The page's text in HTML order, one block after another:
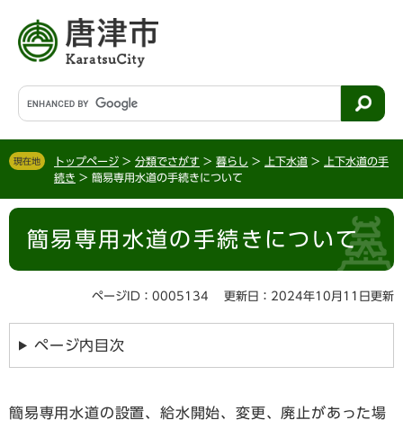
す
。
し
て
文
へ
G
o
g
l
カ
現在地 トップページ > 分類でさがす > 暮らし > 上下水道 >
上下水道の手
続き > 簡易専用水道の手続きについて
本
簡易専用水道の手続きについて
ページID：0005134 更新日：2024年10月11日更新
ページ内目次
簡易専用水道の設置、給水開始、変更、廃止があった場